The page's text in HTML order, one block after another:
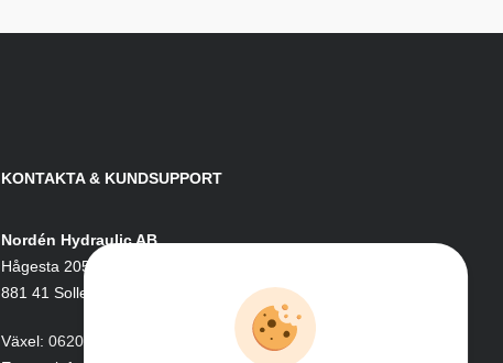
KONTAKTA & KUNDSUPPORT
Nordén Hydraulic AB
Hågesta 205
881 41 Sollefteå
Växel: 0620-161 41